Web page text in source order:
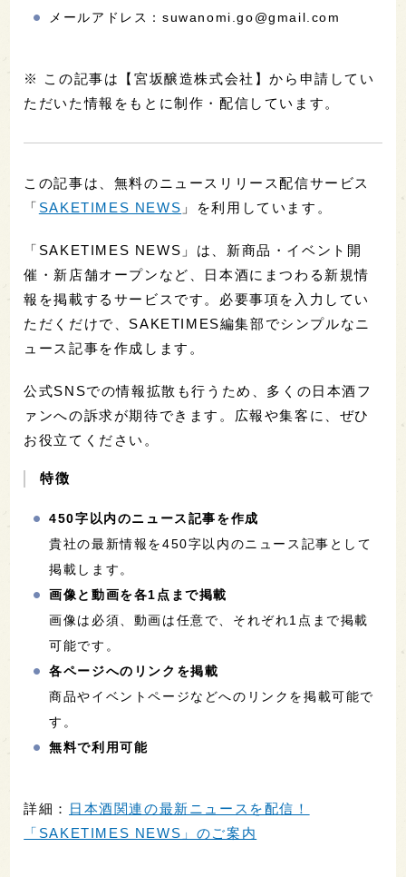
メールアドレス：suwanomi.go@gmail.com
※ この記事は【宮坂醸造株式会社】から申請してい
ただいた情報をもとに制作・配信しています。
この記事は、無料のニュースリリース配信サービス
「 SAKETIMES NEWS 」を利用しています。
「SAKETIMES NEWS」は、新商品・イベント開
催・新店舗オープンなど、日本酒にまつわる新規情
報を掲載するサービスです。必要事項を入力してい
ただくだけで、SAKETIMES編集部でシンプルなニ
ュース記事を作成します。
公式SNSでの情報拡散も行うため、多くの日本酒フ
ァンへの訴求が期待できます。広報や集客に、ぜひ
お役立てください。
特徴
450字以内のニュース記事を作成
貴社の最新情報を450字以内のニュース記事として
掲載します。
画像と動画を各1点まで掲載
画像は必須、動画は任意で、それぞれ1点まで掲載
可能です。
各ページへのリンクを掲載
商品やイベントページなどへのリンクを掲載可能で
す。
無料で利用可能
詳細：
日本酒関連の最新ニュースを配信！
「SAKETIMES NEWS」のご案内